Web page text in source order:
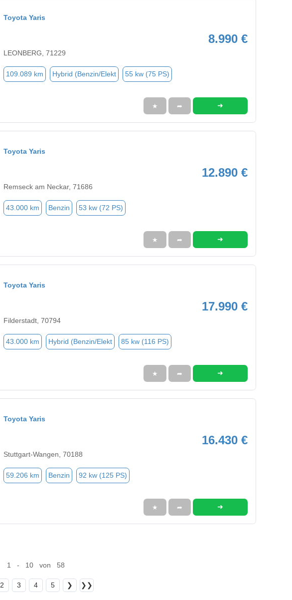
Toyota Yaris
8.990 €
LEONBERG, 71229
109.089 km Hybrid (Benzin/Elekt 55 kw (75 PS)
★ ➦ ➜
Toyota Yaris
12.890 €
Remseck am Neckar, 71686
43.000 km Benzin 53 kw (72 PS)
★ ➦ ➜
Toyota Yaris
17.990 €
Filderstadt, 70794
43.000 km Hybrid (Benzin/Elekt 85 kw (116 PS)
★ ➦ ➜
Toyota Yaris
16.430 €
Stuttgart-Wangen, 70188
59.206 km Benzin 92 kw (125 PS)
★ ➦ ➜
1 - 10 von 58
2 3 4 5 ❯ ❯❯